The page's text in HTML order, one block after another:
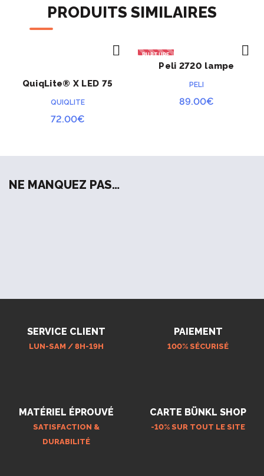
NSN 6260-01-178-5559
Longueur : 15,5 cm
Poids : 20 grammes
PRODUITS SIMILAIRES
QuiqLite® X LED 75
QUIQLITE
72.00€
RUPTURE
ACHETER
Peli 2720 lampe
PELI
89.00€
NE MANQUEZ PAS…
SERVICE CLIENT
LUN-SAM / 8H-19H
PAIEMENT
100% SÉCURISÉ
MATÉRIEL ÉPROUVÉ
SATISFACTION &
DURABILITÉ
CARTE BÜNKL SHOP
-10% SUR TOUT LE SITE